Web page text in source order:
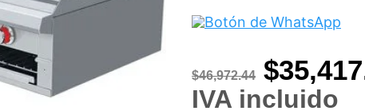
$46,972.44 Original
price
$
IVA incluido